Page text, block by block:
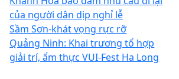
của người dân dịp nghỉ lễ
Sầm Sơn-khát vọng rực rỡ
Quảng Ninh: Khai trương tổ hợp
giải trí, ẩm thực VUI-Fest Ha Long